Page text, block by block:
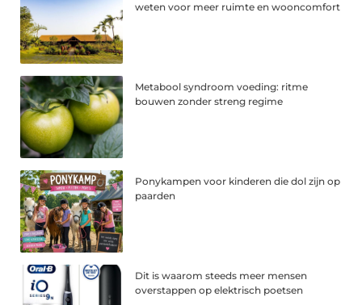
weten voor meer ruimte en wooncomfort
Metabool syndroom voeding: ritme
bouwen zonder streng regime
Ponykampen voor kinderen die dol zijn op
paarden
Dit is waarom steeds meer mensen
overstappen op elektrisch poetsen